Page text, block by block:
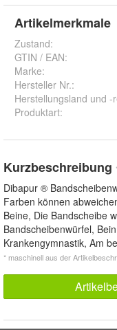
Artikelmerkmale
Zustand:
GTIN / EAN:
Marke:
Hersteller Nr.:
Herstellungsland und -
Produktart:
Kurzbeschreibung
Dibapur ®
Farben können
Beine, Die Bandscheibe
Bandscheibenwürfel,
Krankengymnastik, Am
* maschinell aus der